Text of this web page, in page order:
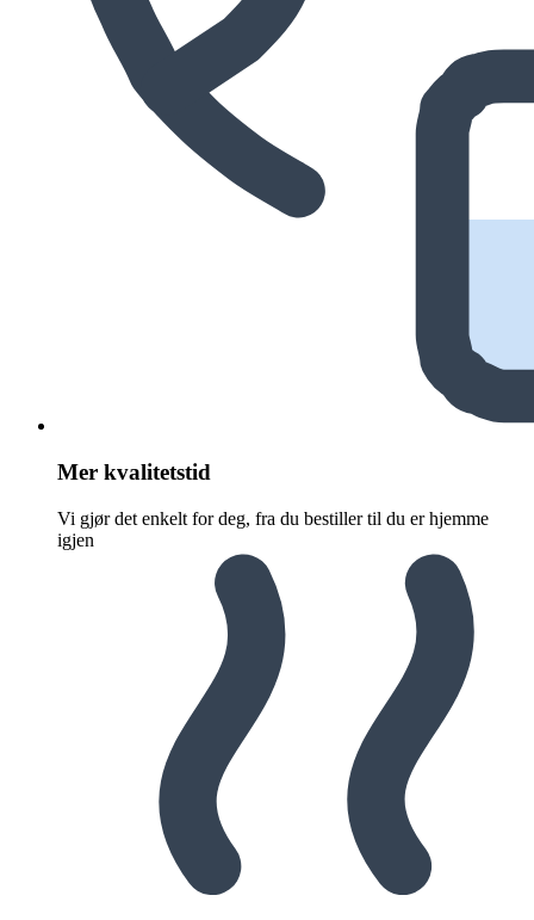
Mer kvalitetstid
Vi gjør det enkelt for deg, fra du bestiller til du er hjemme
igjen